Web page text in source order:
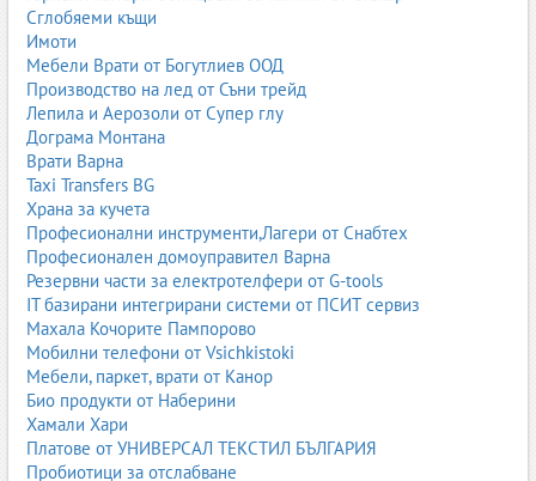
Сглобяеми къщи
Имоти
Мебели Врати от Богутлиев ООД
Производство на лед от Съни трейд
Лепила и Аерозоли от Супер глу
Дограма Монтана
Врати Варна
Taxi Transfers BG
Храна за кучета
Професионални инструменти,Лагери от Снабтех
Професионален домоуправител Варна
Резервни части за електротелфери от G-tools
IT базирани интегрирани системи от ПСИТ сервиз
Махала Кочорите Пампорово
Мобилни телефони от Vsichkistoki
Мебели, паркет, врати от Канор
Био продукти от Наберини
Хамали Хари
Платове от УНИВЕРСАЛ ТЕКСТИЛ БЪЛГАРИЯ
Пробиотици за отслабване